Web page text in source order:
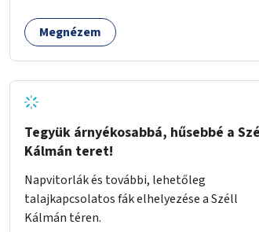
Megnézem
Tegyük árnyékosabbá, hűsebbé a
Kálmán teret!
Napvitorlák és további, lehetőleg
talajkapcsolatos fák elhelyezése a Széll
Kálmán téren.